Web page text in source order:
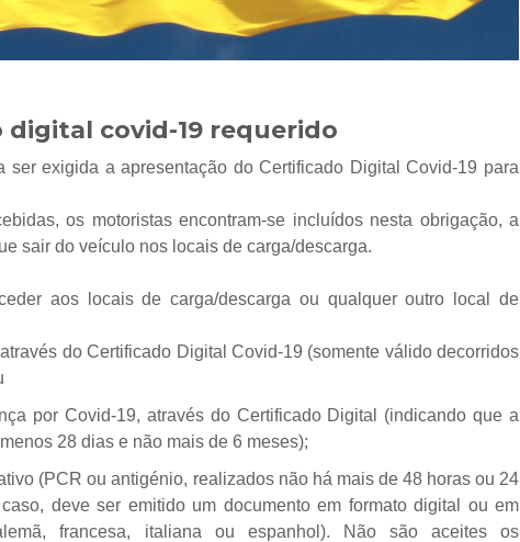
covid-19 requerido
ser exigida a apresentação do Certificado Digital Covid-19 para
os motoristas encontram-se incluídos nesta obrigação, a
sair do veículo nos locais de carga/descarga.
aos locais de carga/descarga ou qualquer outro local de
do Certificado Digital Covid-19 (somente válido decorridos
por Covid-19, através do Certificado Digital (indicando que a
28 dias e não mais de 6 meses);
(PCR ou antigénio, realizados não há mais de 48 horas ou 24
deve ser emitido um documento em formato digital ou em
francesa, italiana ou espanhol). Não são aceites os